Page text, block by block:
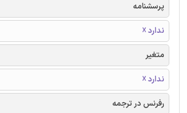
پرسشنامه
ندارد ☓
متغیر
ندارد ☓
رفرنس در ترجمه